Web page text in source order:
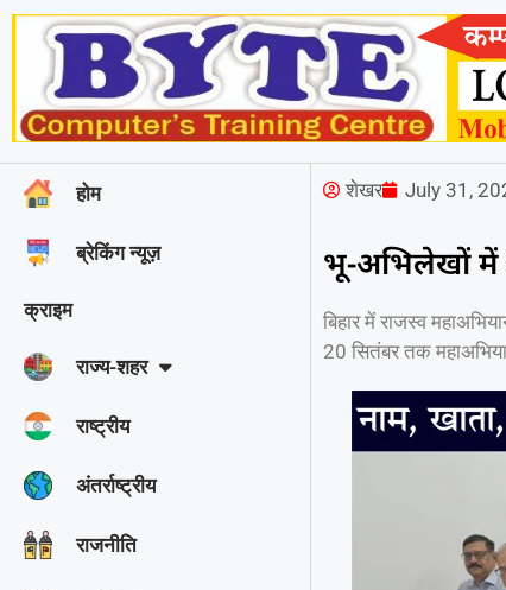
होम
ब्रेकिंग न्यूज़
क्राइम
राज्‍य-शहर
राष्ट्रीय
अंतर्राष्ट्रीय
राजनीति
शेखर July 31,
भू-अभिलेखों में
बिहार में राजस्व
20 सितंबर तक